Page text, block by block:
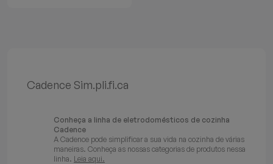
Cadence Sim.pli.fi.ca
Conheça a linha de eletrodomésticos de cozinha
Cadence
A Cadence pode simplificar a sua vida na cozinha de várias
maneiras. Conheça as nossas categorias de produtos nessa
linha. Leia aqui.